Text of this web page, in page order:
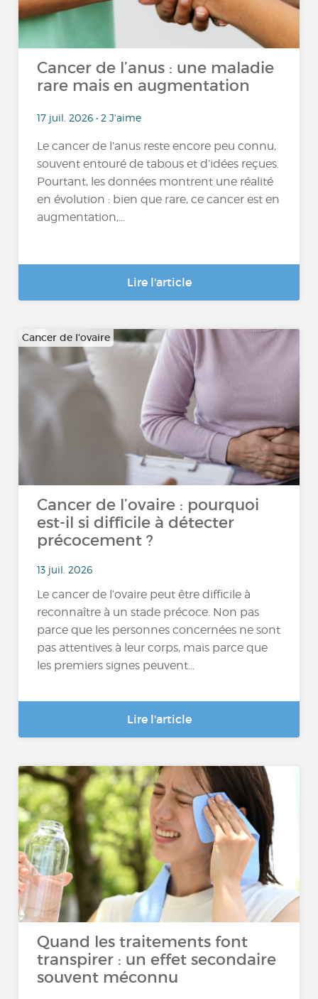
Cancer de l’anus : une maladie
rare mais en augmentation
17 juil. 2026 • 2 J'aime
Le cancer de l’anus reste encore peu connu,
souvent entouré de tabous et d’idées reçues.
Pourtant, les données montrent une réalité
en évolution : bien que rare, ce cancer est en
augmentation,...
Lire l'article
Cancer de l'ovaire
Cancer de l’ovaire : pourquoi
est-il si difficile à détecter
précocement ?
13 juil. 2026
Le cancer de l’ovaire peut être difficile à
reconnaître à un stade précoce. Non pas
parce que les personnes concernées ne sont
pas attentives à leur corps, mais parce que
les premiers signes peuvent...
Lire l'article
Quand les traitements font
transpirer : un effet secondaire
souvent méconnu